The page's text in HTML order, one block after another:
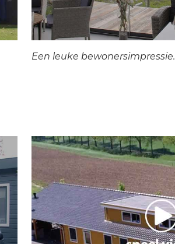
Een leuke bewonersimpressie.